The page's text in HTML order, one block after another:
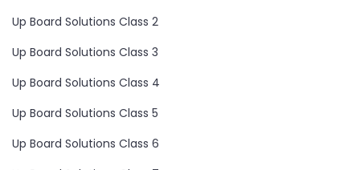
Up Board Solutions Class 2
Up Board Solutions Class 3
Up Board Solutions Class 4
Up Board Solutions Class 5
Up Board Solutions Class 6